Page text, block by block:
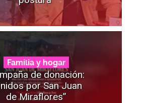
Familia y hogar
de donación:
por San Juan
de Miraflores”